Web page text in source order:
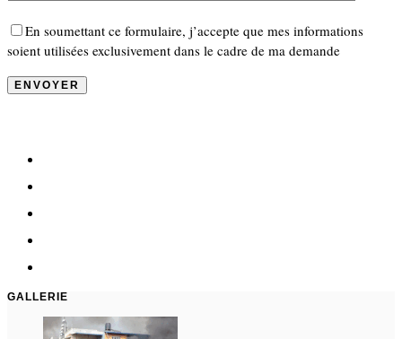
En soumettant ce formulaire, j’accepte que mes informations
soient utilisées exclusivement dans le cadre de ma demande
GALLERIE